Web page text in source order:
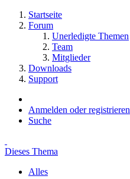
Startseite
Forum
Unerledigte Themen
Team
Mitglieder
Downloads
Support
Anmelden oder registrieren
Suche
Dieses Thema
Alles